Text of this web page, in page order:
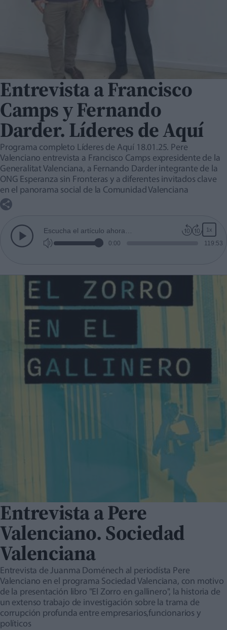
Entrevista a Francisco
Camps y Fernando
Darder. Líderes de Aquí
Programa completo Líderes de Aquí 18.01.25. Pere
Valenciano entrevista a Francisco Camps expresidente de la
Generalitat Valenciana, a Fernando Darder integrante de la
ONG Esperanza sin Fronteras y a diferentes invitados clave
en el panorama social de la Comunidad Valenciana
Escucha el artículo ahora… 1x
0:00 119:53
Entrevista a Pere
Valenciano. Sociedad
Valenciana
Entrevista de Juanma Doménech al periodísta Pere
Valenciano en el programa Sociedad Valenciana, con motivo
de la presentación libro "El Zorro en gallinero", la historia de
un extenso trabajo de investigación sobre la trama de
corrupción profunda entre empresarios,funcionarios y
políticos